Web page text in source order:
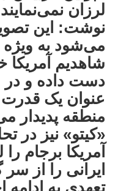
لرزان
نوشت: این
می‌شود به ویژه
شاهدیم آمریکا
دست داده و
عنوان یک قدرت
منطقه پدیدار
«کیتو» نیز در
آمریکا برجام
ایرانی را از سر